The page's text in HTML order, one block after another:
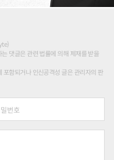
댓글은 관련 법률에 의해 제재를 받을
포함되거나 인신공격성 글은 관리자의 판